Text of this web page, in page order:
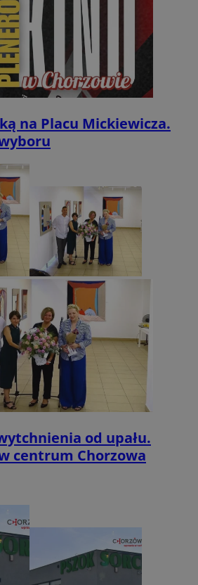
na Placu Mickiewicza.
od upału.
centrum Chorzowa